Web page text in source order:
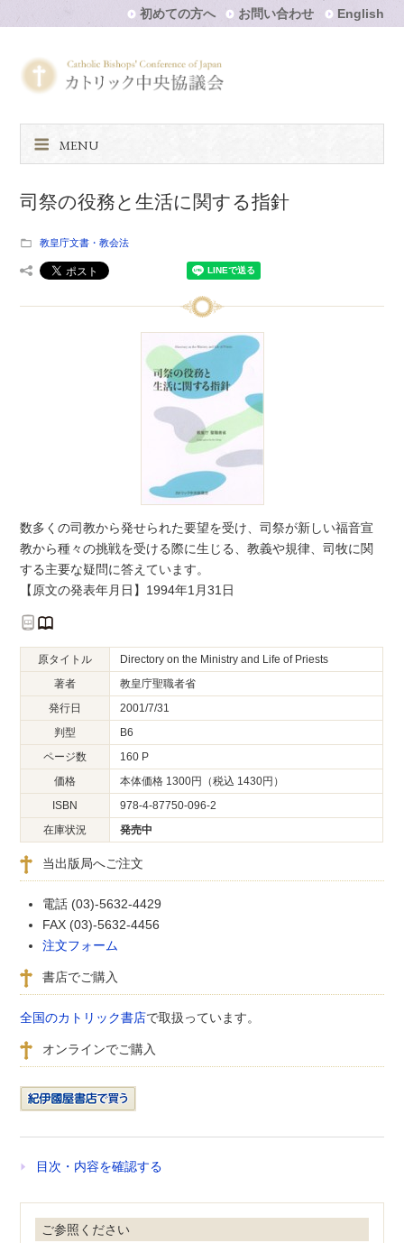
初めての方へ お問い合わせ English
MENU
司祭の役務と生活に関する指針
教皇庁文書・教会法
数多くの司教から発せられた要望を受け、司祭が新しい福音宣
教から種々の挑戦を受ける際に生じる、教義や規律、司牧に関
する主要な疑問に答えています。
【原文の発表年月日】1994年1月31日
原タイトル
Directory on the Ministry and Life of Priests
著者
教皇庁聖職者省
発行日
2001/7/31
判型
B6
ページ数
160 P
価格
本体価格 1300円（税込 1430円）
ISBN
978-4-87750-096-2
在庫状況
発売中
当出版局へご注文
電話 (03)-5632-4429
FAX (03)-5632-4456
注文フォーム
書店でご購入
全国のカトリック書店で取扱っています。
オンラインでご購入
目次・内容を確認する
ご参照ください